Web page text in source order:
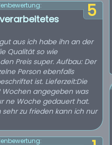
5
aus ich habe ihn an der
Qualität so wie
super. Aufbau: Der
Person ebenfalls
ist. Lieferzeit:Die
Wochen angegeben was
ne Woche gedauert hat.
sehr zu frieden kann ich nur